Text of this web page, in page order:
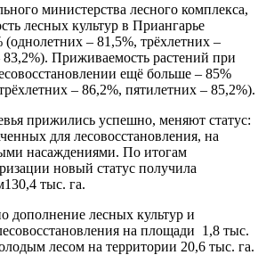
министерства лесного комплекса,
лесных культур в Приангарье
(однолетних – 81,5%, трёхлетних –
83,2%). Приживаемость растений при
ещё больше – 85%
– 86,2%, пятилетних – 85,2%).
прижились успешно, меняют статус:
для лесовосстановления, на
насаждениями. По итогам
новый статус получила
тыс. га.
дополнение лесных культур и
на площади 1,8 тыс.
лесом на территории 20,6 тыс. га.